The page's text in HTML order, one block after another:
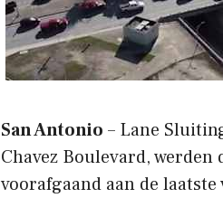
San Antonio – Lane
Chavez Boulevard,
voorafgaand aan de